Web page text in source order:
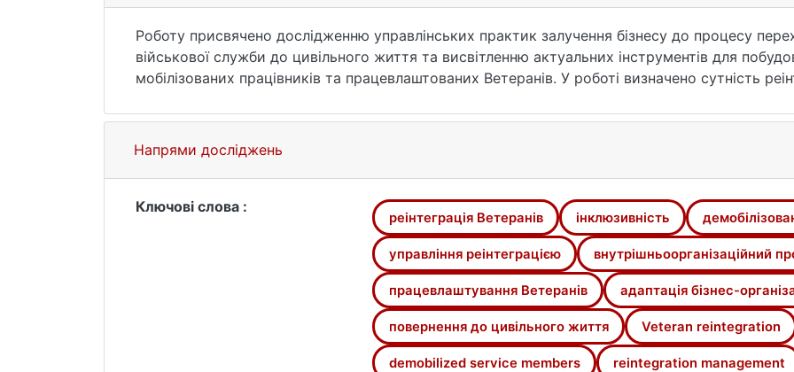
Роботу присвячено дослідженню управлінських практик залучення бізнесу до процесу
військової служби до цивільного життя та висвітленню актуальних інструментів для
мобілізованих працівників та працевлаштованих Ветеранів. У роботі визначено сутність
підтримки Ветеранів США, Сполученого Королівства, Ізраїлю та Хорватії. Охарактеризовано
Україні на державному, регіональному та місцевому рівнях. Досліджено досвід роботи з
компаній, серед яких: «МХП», «ДТЕК», «Старлайт Медіа», «ВОҐ», «Фармак», «Аврора»,
«ЕПАМ», «Софтсерв» та «Інтерпайп». На основі аналізу державних програм, проєктів
роботодавців – було розроблено рекомендації бізнес-організаціям для успішного
організаціях. Також було запропоновано внутрішньоорганізаційний проєкт підготовки
Напрями досліджень
Ключові слова :
реінтеграція Ветеранів інклюзивність
управління реінтеграцією внутрішньоорганізаційний
працевлаштування Ветеранів адаптація бізнес-
повернення до цивільного життя Veteran reintegration
demobilized service members reintegration management